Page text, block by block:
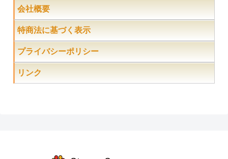
会社概要
特商法に基づく表示
プライバシーポリシー
リンク